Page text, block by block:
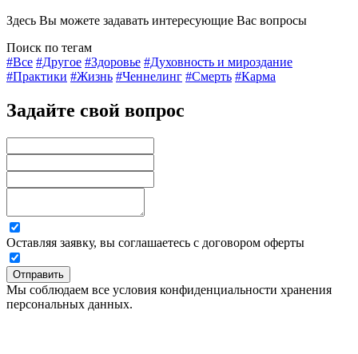
Здесь Вы можете задавать интересующие Вас вопросы
Поиск по тегам
#Все #Другое #Здоровье #Духовность и мироздание
#Практики #Жизнь #Ченнелинг #Смерть #Карма
Задайте свой вопрос
Оставляя заявку, вы соглашаетесь с договором оферты
Отправить
Мы соблюдаем все условия конфиденциальности хранения
персональных данных.